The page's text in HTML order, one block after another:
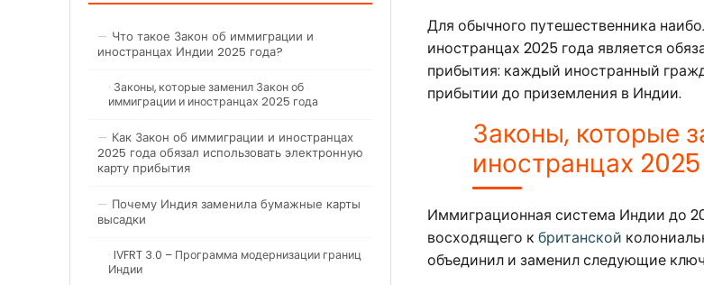
Для обычного путешественника
иностранцах 2025 года является
прибытия: каждый иностранный
прибытии до приземления в Индии.
Законы, которые
иностранцах
Иммиграционная система Индии до
восходящего к британской
объединил и заменил следующие
Что такое Закон об иммиграции и
иностранцах Индии 2025 года?
Законы, которые заменил Закон об
иммиграции и иностранцах 2025 года
Как Закон об иммиграции и иностранцах
2025 года обязал использовать электронную
карту прибытия
Почему Индия заменила бумажные карты
высадки
IVFRT 3.0 – Программа модернизации границ
Индии